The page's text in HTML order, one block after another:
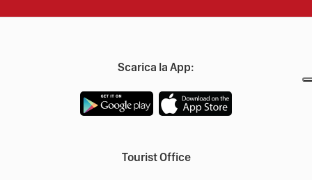
Scarica la App:
Tourist Office